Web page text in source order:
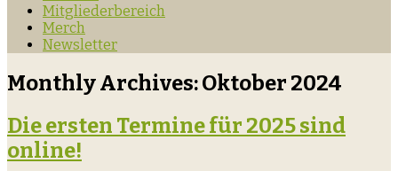
Mitgliederbereich
Merch
Newsletter
Monthly Archives:Oktober 2024
Die ersten Termine für 2025 sind
online!